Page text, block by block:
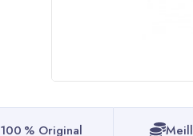
100 % Original